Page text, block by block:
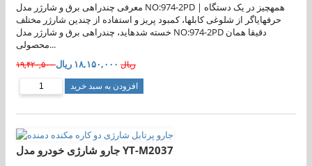
معرفی چندراهی برق و شارژر مدل NO:974-2PD | همهچیز در یک دستگاه
حرفهایاگر از شلوغی کابلها، کمبود پریز و استفاده از چندین شارژر مختلف
خسته شدهاید، چندراهی برق و شارژر مدل NO:974-2PD دقیقا همان
محصولی...
۱۹,۴۲۰,۵۰۰ ریال ۱۸,۱۵۰,۰۰۰ ریال
افزودن به سبد خرید
جارو شارژی خودرو مدل YT-M2037